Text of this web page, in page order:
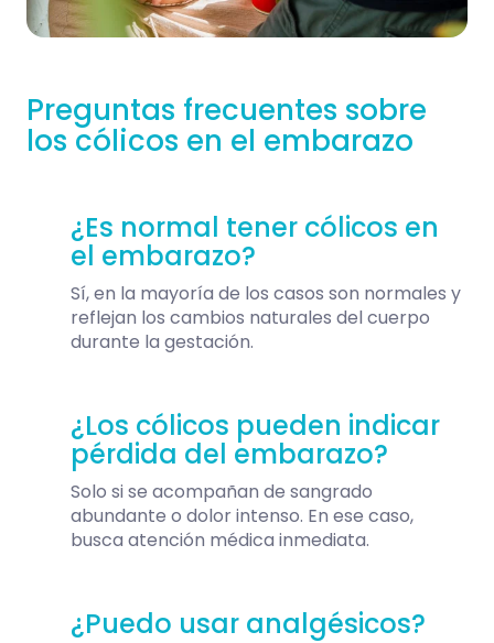
Preguntas frecuentes sobre
los cólicos en el embarazo
¿Es normal tener cólicos en
el embarazo?
Sí, en la mayoría de los casos son normales y
reflejan los cambios naturales del cuerpo
durante la gestación.
¿Los cólicos pueden indicar
pérdida del embarazo?
Solo si se acompañan de sangrado
abundante o dolor intenso. En ese caso,
busca atención médica inmediata.
¿Puedo usar analgésicos?